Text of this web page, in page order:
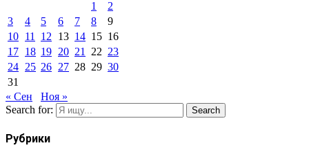
1
2
3
4 5 6 7 8
9
10 11 12 13 14 15 16
17 18 19 20 21 22 23
24 25 26 27 28 29 30
31
« Сен
Ноя »
Search for:
Search
Рубрики